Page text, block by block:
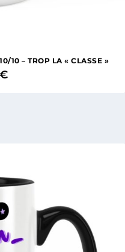
10 – TROP LA « CLASSE »
€